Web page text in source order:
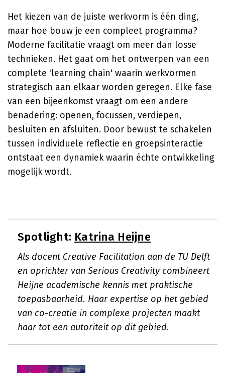
Het kiezen van de juiste werkvorm is één ding,
maar hoe bouw je een compleet programma?
Moderne facilitatie vraagt om meer dan losse
technieken. Het gaat om het ontwerpen van een
complete 'learning chain' waarin werkvormen
strategisch aan elkaar worden geregen. Elke fase
van een bijeenkomst vraagt om een andere
benadering: openen, focussen, verdiepen,
besluiten en afsluiten. Door bewust te schakelen
tussen individuele reflectie en groepsinteractie
ontstaat een dynamiek waarin échte ontwikkeling
mogelijk wordt.
Spotlight: Katrina Heijne
Als docent Creative Facilitation aan de TU Delft
en oprichter van Serious Creativity combineert
Heijne academische kennis met praktische
toepasbaarheid. Haar expertise op het gebied
van co-creatie in complexe projecten maakt
haar tot een autoriteit op dit gebied.